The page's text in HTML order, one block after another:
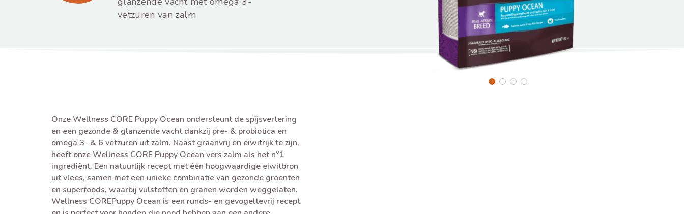
vetzuren van zalm
Onze Wellness CORE Puppy Ocean ondersteunt de spijsvertering
en een gezonde & glanzende vacht dankzij pre- & probiotica en
omega 3- & 6 vetzuren uit zalm. Naast graanvrij en eiwitrijk te zijn,
heeft onze Wellness CORE Puppy Ocean vers zalm als het n°1
ingrediënt. Een natuurlijk recept met één hoogwaardige eiwitbron
uit vlees, samen met een unieke combinatie van gezonde groenten
en superfoods, waarbij vulstoffen en granen worden weggelaten.
Wellness COREPuppy Ocean is een runds- en gevogeltevrij recept